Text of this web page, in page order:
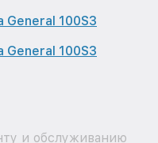
General 100S3
General 100S3
и обслуживанию